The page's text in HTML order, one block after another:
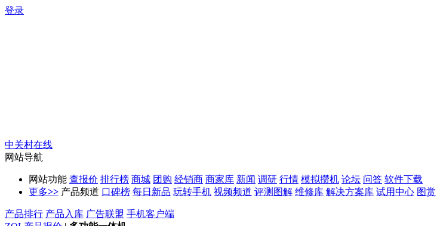
登录
中关村在线
网站导航
网站功能 查报价 排行榜 商城 团购 经销商 商家库 新闻 调研 行情 模拟攒机 论坛 问答 软件下载
更多>> 产品频道 口碑榜 每日新品 玩转手机 视频频道 评测图解 维修库 解决方案库 试用中心 图赏
产品排行 产品入库 广告联盟 手机客户端